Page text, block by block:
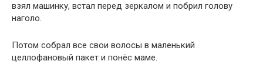
взял машинку, встал перед зеркалом и побрил голову
наголо.
Потом собрал все свои волосы в маленький
целлофановый пакет и понёс маме.